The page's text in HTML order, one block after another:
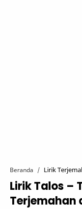
Beranda Lirik
Lirik Talos –
Terjemahan